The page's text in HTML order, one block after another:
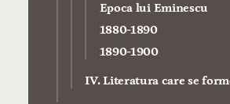
Epoca lui Eminescu
1880-1890
1890-1900
IV. Literatura care se